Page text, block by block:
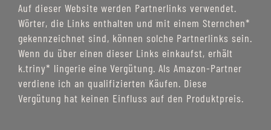
Auf dieser Website werden Partnerlinks verwendet.
Wörter, die Links enthalten und mit einem Sternchen*
gekennzeichnet sind, können solche Partnerlinks sein.
Wenn du über einen dieser Links einkaufst, erhält
k.triny* lingerie eine Vergütung. Als Amazon-Partner
verdiene ich an qualifizierten Käufen. Diese
Vergütung hat keinen Einfluss auf den Produktpreis.